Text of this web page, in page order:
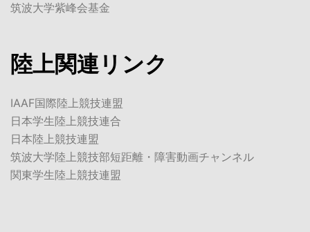
筑波大学紫峰会基金
陸上関連リンク
IAAF国際陸上競技連盟
日本学生陸上競技連合
日本陸上競技連盟
筑波大学陸上競技部短距離・障害動画チャンネル
関東学生陸上競技連盟